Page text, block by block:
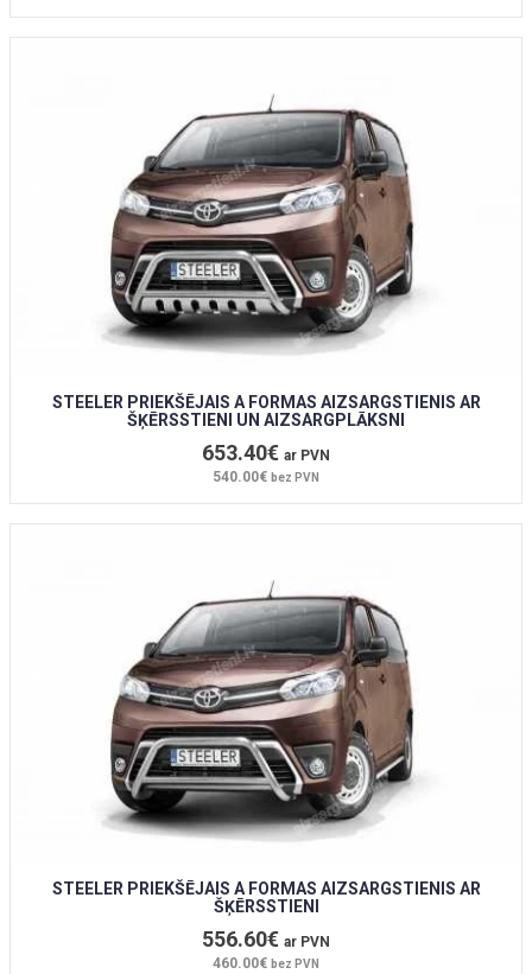
STEELER PRIEKŠĒJAIS A FORMAS AIZSARGSTIENIS AR
ŠĶĒRSSTIENI UN AIZSARGPLĀKSNI
653.40€ ar PVN
540.00€ bez PVN
STEELER PRIEKŠĒJAIS A FORMAS AIZSARGSTIENIS AR
ŠĶĒRSSTIENI
556.60€ ar PVN
460.00€ bez PVN